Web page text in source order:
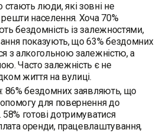
люди, які зовні не
решти населення. Хоча 70%
бездомність із залежностями,
показують, що 63% бездомних
з алкогольною залежністю, а
Часто залежність є не
життя на вулиці.
86% бездомних заявляють, що
для повернення до
58% готові дотримуватися
оренди, працевлаштування,